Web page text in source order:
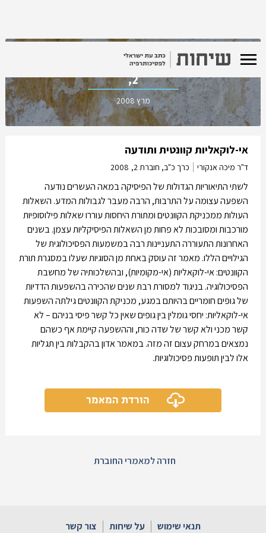
כרך כ"ב, חוברת
2,
מרץ 2008
אי-לוקאליות קוונטית ותודעה
ד"ר מיכה אנקורי כרך כ"ב, חוברת 2, 2008
לשתי התיאוריות הגדולות של הפיסיקה במאה העשרים נודעה
השפעה עצומה על התרבות, הרבה מעבר לגבולות המדע. השאלות
העולות ממכניקת הקוונטים ומתורת היחסות עוררו שאלות פילוסופיות
מורכבות ומסובכות לא פחות מן השאלות הפיסיקליות עצמן. בשנים
האחרונות התעוררה התעניינות רבה במשמעות הפסיכולוגית של
הגילויים הללו. מאמר זה עוסק באחת מן הסוגיות שעלו במסגרת תורת
הקוונטים: אי-לוקאליות (אי-מקומיות), ובהשלכותיה של מחשבת
הפסיכולוגיה. בניגוד למסורת רבת שנים שהכירה בהשפעות הדדיות
של גופים חומריים בהיותם במגע, מכניקת הקוונטים גילתה השפעות
אי-לוקאליות: יחסי גומלין בין גופים שאין כל קשר פיסי בניהם – לא
קשר מכני ולא קשר של שדה כוח, וההשפעה קיימת אף כשהם
נמצאים במרחק עצום זה מזה. במאמר אדון בהקבלות בין תגליות
אלו לבין תופעות פסיכולוגיות.
הורדת המאמר
חזרה למאמרי החוברת
תנאי שימוש על שיחות צור קשר